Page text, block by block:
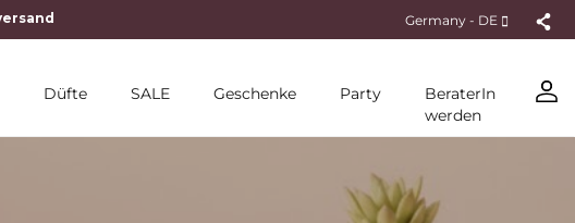
Germany - DE
Düfte SALE Geschenke Party
BeraterIn
werden